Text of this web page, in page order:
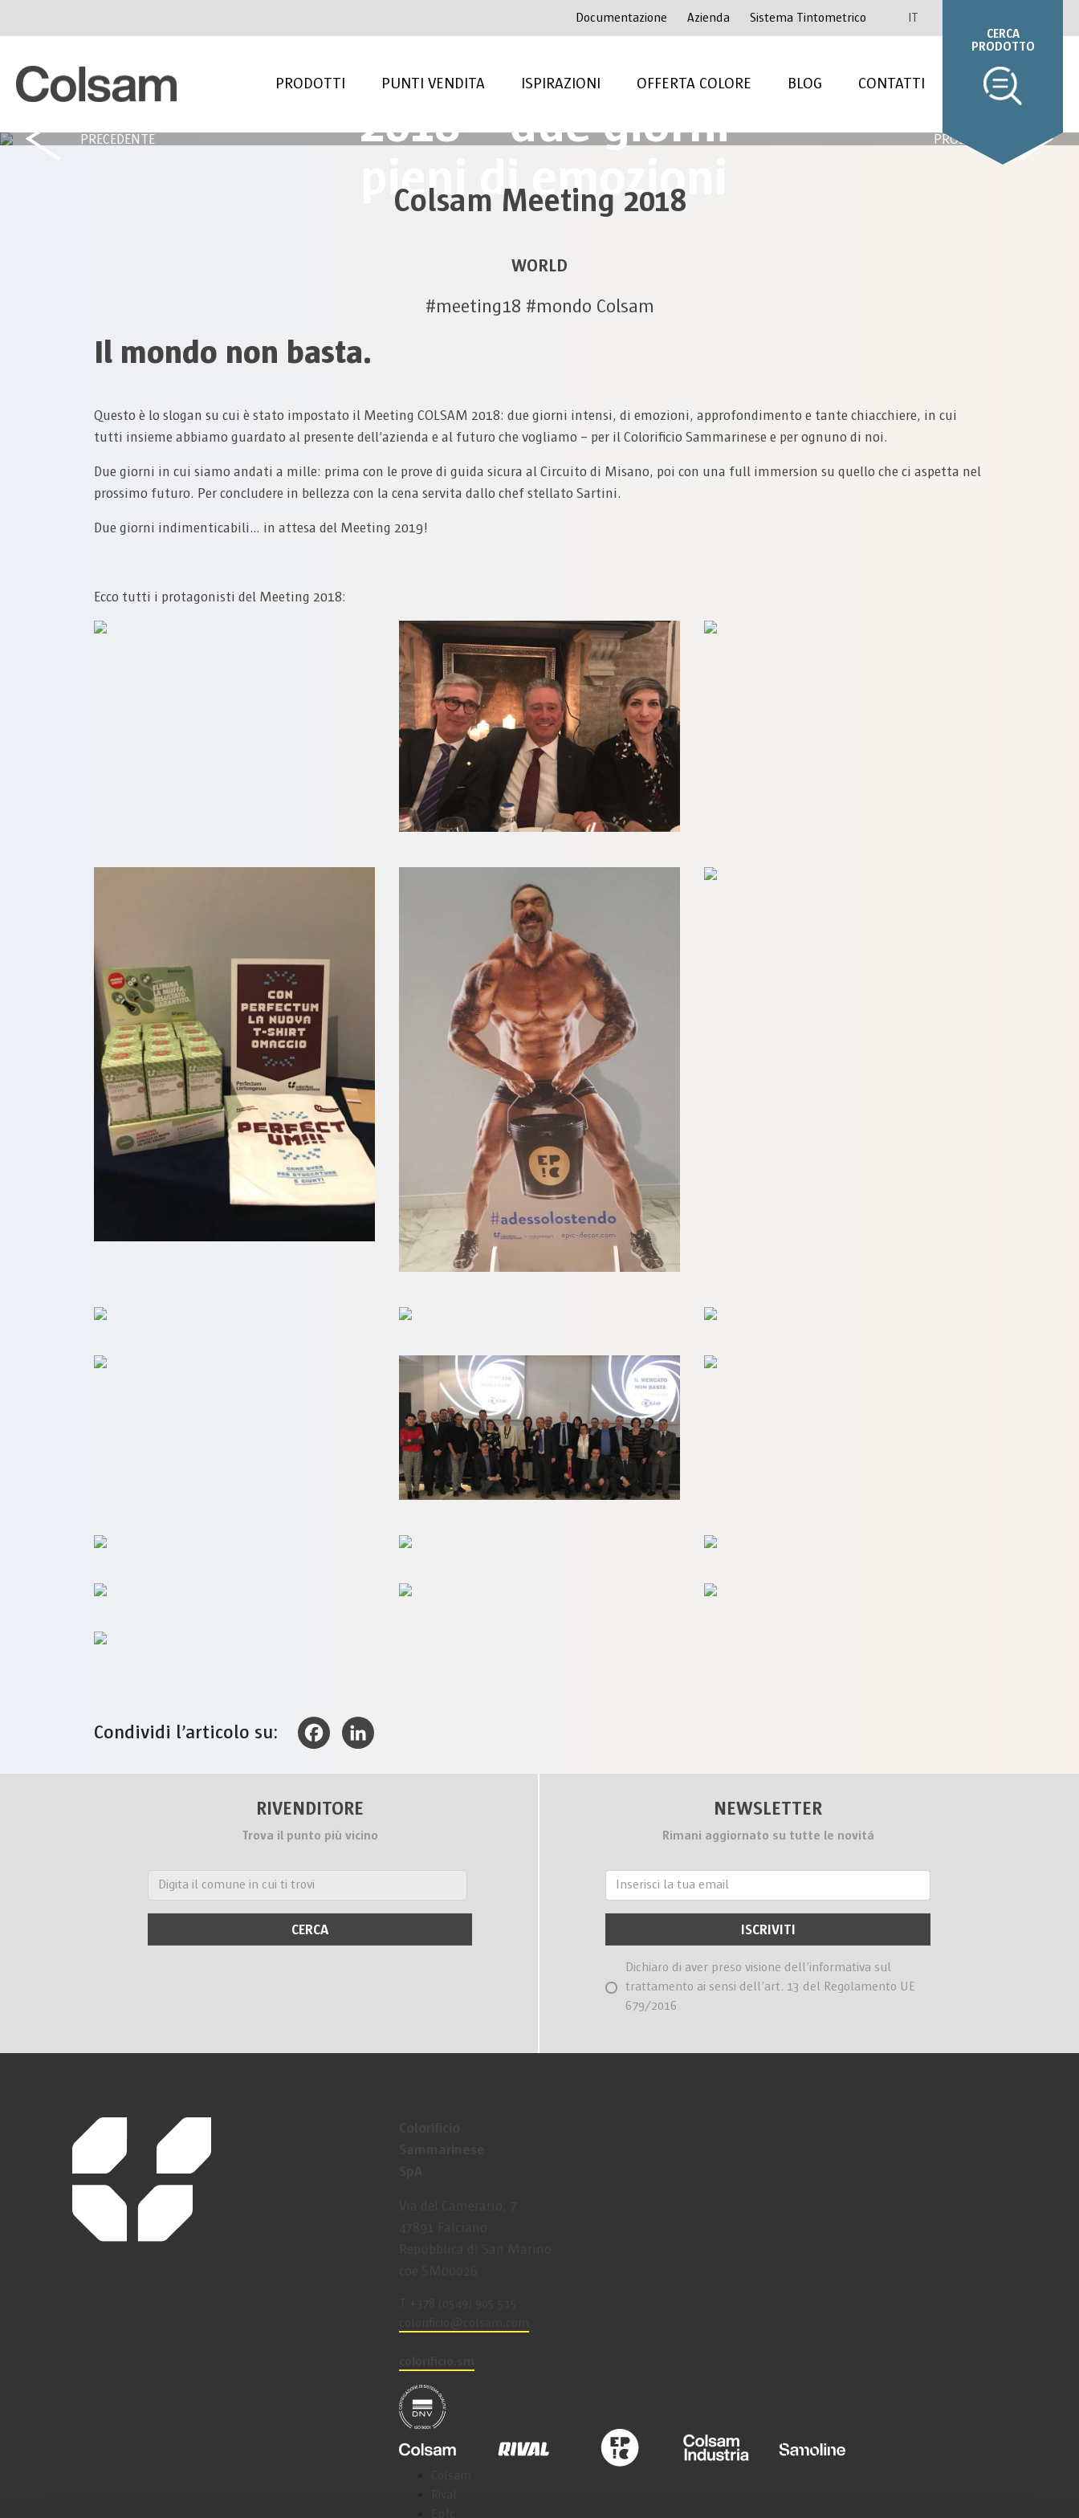
Documentazione Azienda Sistema Tintometrico IT
PRODOTTI PUNTI VENDITA ISPIRAZIONI OFFERTA COLORE BLOG CONTATTI
CERCA
PRODOTTO
PRECEDENTE
Colsam Meeting
2018 – due giorni
pieni di emozioni
PROSSIMO
Colsam Meeting 2018
WORLD
#meeting18 #mondo Colsam
Il mondo non basta.
Questo è lo slogan su cui è stato impostato il Meeting COLSAM 2018: due giorni intensi, di emozioni, approfondimento e tante chiacchiere, in cui
tutti insieme abbiamo guardato al presente dell’azienda e al futuro che vogliamo – per il Colorificio Sammarinese e per ognuno di noi.
Due giorni in cui siamo andati a mille: prima con le prove di guida sicura al Circuito di Misano, poi con una full immersion su quello che ci aspetta nel
prossimo futuro. Per concludere in bellezza con la cena servita dallo chef stellato Sartini.
Due giorni indimenticabili… in attesa del Meeting 2019!
Ecco tutti i protagonisti del Meeting 2018:
Condividi l’articolo su: FacebookLinkedIn
RIVENDITORE
Trova il punto più vicino
NEWSLETTER
Rimani aggiornato su tutte le novitá
Dichiaro di aver preso visione dell’informativa sul
trattamento ai sensi dell’art. 13 del Regolamento UE
679/2016